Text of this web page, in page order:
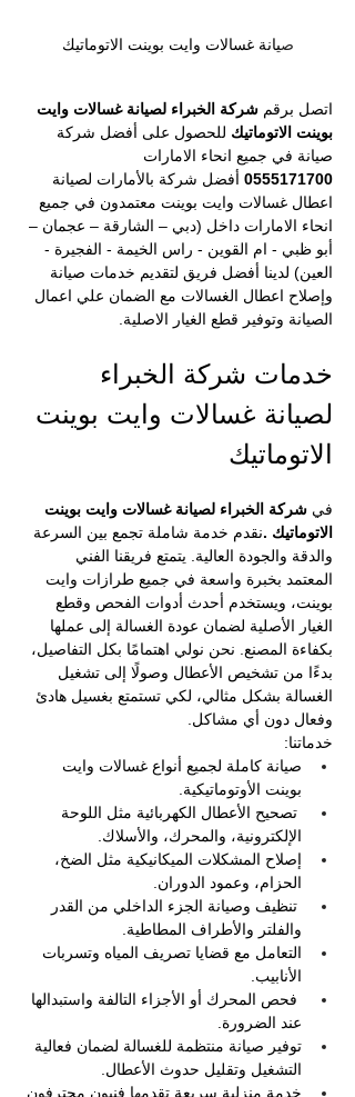
صيانة غسالات وايت بوينت الاتوماتيك
اتصل برقم شركة الخبراء لصيانة غسالات وايت
بوينت الاتوماتيك للحصول على أفضل شركة
صيانة في جميع انحاء الامارات
0555171700 أفضل شركة بالأمارات لصيانة
اعطال غسالات وايت بوينت معتمدون في جميع
انحاء الامارات داخل (دبي – الشارقة – عجمان –
أبو ظبي - ام القوين - راس الخيمة - الفجيرة -
العين) لدينا أفضل فريق لتقديم خدمات صيانة
وإصلاح اعطال الغسالات مع الضمان علي اعمال
الصيانة وتوفير قطع الغيار الاصلية.
خدمات شركة الخبراء
لصيانة غسالات وايت بوينت
الاتوماتيك
في شركة الخبراء لصيانة غسالات وايت بوينت
الاتوماتيك .نقدم خدمة شاملة تجمع بين السرعة
والدقة والجودة العالية. يتمتع فريقنا الفني
المعتمد بخبرة واسعة في جميع طرازات وايت
بوينت، ويستخدم أحدث أدوات الفحص وقطع
الغيار الأصلية لضمان عودة الغسالة إلى عملها
بكفاءة المصنع. نحن نولي اهتمامًا بكل التفاصيل،
بدءًا من تشخيص الأعطال وصولًا إلى تشغيل
الغسالة بشكل مثالي، لكي تستمتع بغسيل هادئ
وفعال دون أي مشاكل.
خدماتنا:
صيانة كاملة لجميع أنواع غسالات وايت
بوينت الأوتوماتيكية.
تصحيح الأعطال الكهربائية مثل اللوحة
الإلكترونية، والمحرك، والأسلاك.
إصلاح المشكلات الميكانيكية مثل الضخ،
الحزام، وعمود الدوران.
تنظيف وصيانة الجزء الداخلي من القدر
والفلتر والأطراف المطاطية.
التعامل مع قضايا تصريف المياه وتسربات
الأنابيب.
فحص المحرك أو الأجزاء التالفة واستبدالها
عند الضرورة.
توفير صيانة منتظمة للغسالة لضمان فعالية
التشغيل وتقليل حدوث الأعطال.
خدمة منزلية سريعة تقدمها فنيون محترفون